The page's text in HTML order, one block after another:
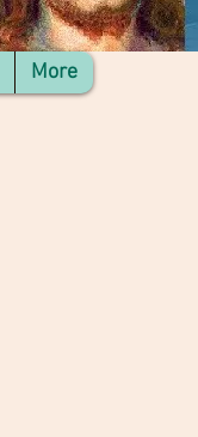
More